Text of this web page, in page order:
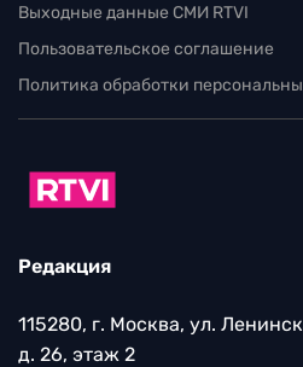
Выходные данные СМИ RTVI
Пользовательское соглашение
Политика обработки
Редакция
115280, г. Москва, ул.
д. 26, этаж 2